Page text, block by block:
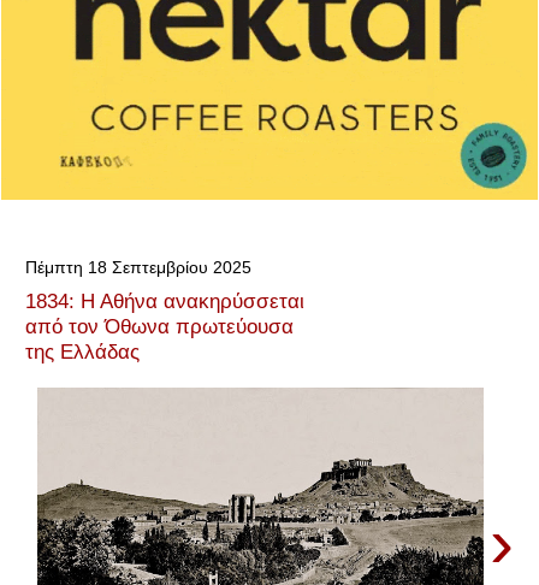
Πέμπτη 18 Σεπτεμβρίου 2025
1834: Η Αθήνα ανακηρύσσεται
από τον Όθωνα πρωτεύουσα
της Ελλάδας
›